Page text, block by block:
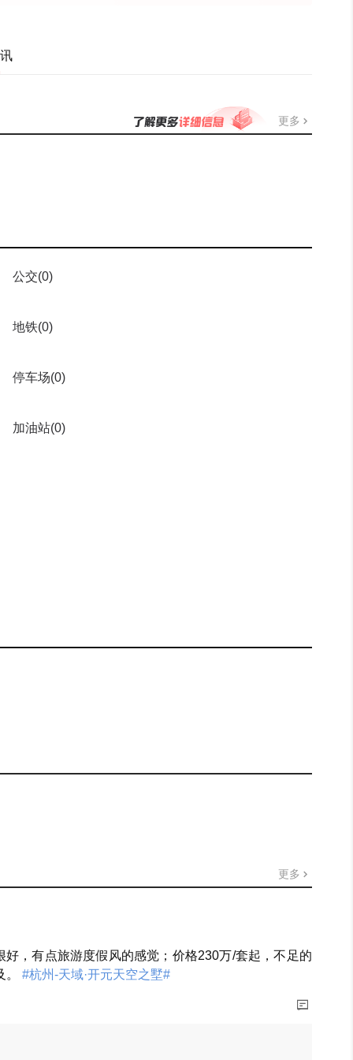
更多
公交(0)
地铁(0)
停车场(0)
加油站(0)
更多
，有点旅游度假风的感觉；价格230万/套起，不足的
#杭州-天域·开元天空之墅#